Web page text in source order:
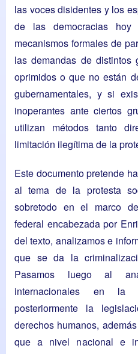
las voces disidentes y los
de las democracias
mecanismos formales de
las demandas de distintos
oprimidos o que no están
gubernamentales, y si
inoperantes ante ciertos
utilizan métodos tanto
limitación ilegítima de la
Este documento pretende
al tema de la protesta
sobretodo en el marco
federal encabezada por
del texto, analizamos e
que se da la
Pasamos luego al
internacionales en la
posteriormente la
derechos humanos,
que a nivel nacional e